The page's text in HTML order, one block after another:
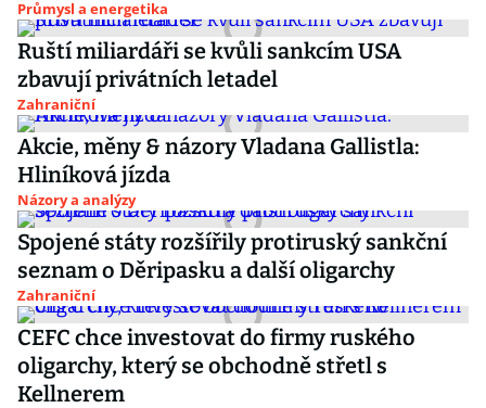
Průmysl a energetika
Ruští miliardáři se kvůli sankcím USA
zbavují privátních letadel
Zahraniční
Akcie, měny & názory Vladana Gallistla:
Hliníková jízda
Názory a analýzy
Spojené státy rozšířily protiruský sankční
seznam o Děripasku a další oligarchy
Zahraniční
CEFC chce investovat do firmy ruského
oligarchy, který se obchodně střetl s
Kellnerem